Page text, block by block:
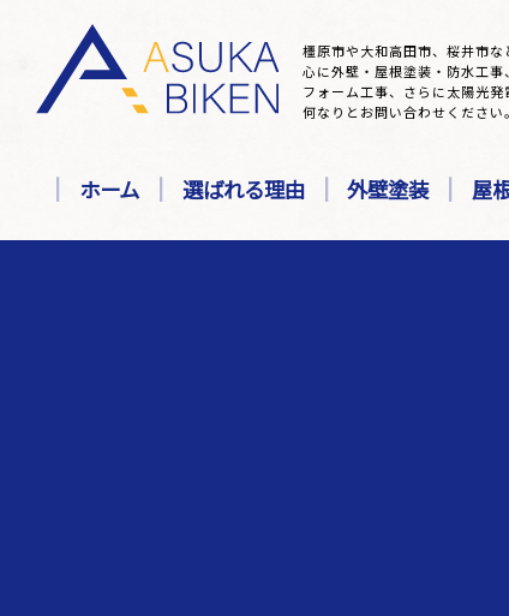
橿原市や大和高田市、桜井市な
心に外壁・屋根塗装・防水工事
フォーム工事、さらに太陽光発
何なりとお問い合わせください。
ホーム 選ばれる理由 外壁塗装 屋